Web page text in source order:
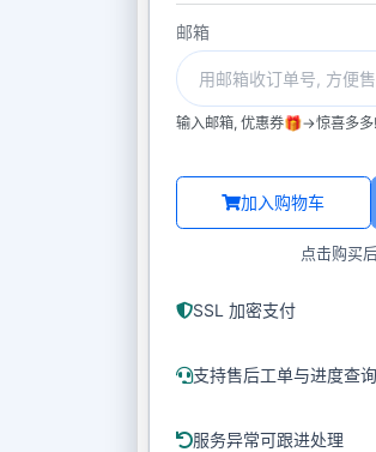
邮箱
输入邮箱, 优惠券🎁->惊喜多多!
加入购物车
点击购买
SSL 加密支付
支持售后工单与进度查询
服务异常可跟进处理